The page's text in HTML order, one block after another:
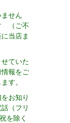
せん
（ご不
当店ま
ていた
報をご
す。
お知り
（フリ
を除く